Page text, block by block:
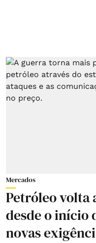
Mercados
Petróleo volta
desde o início
novas